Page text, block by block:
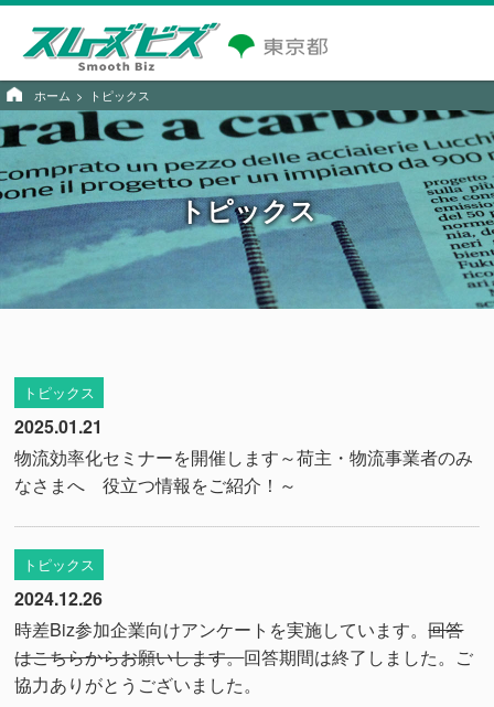
ホーム トピックス
トピックス
トピックス
2025.01.21
物流効率化セミナーを開催します～荷主・物流事業者のみ
なさまへ 役立つ情報をご紹介！～
トピックス
2024.12.26
時差Biz参加企業向けアンケートを実施しています。回答
はこちらからお願いします。回答期間は終了しました。ご
協力ありがとうございました。